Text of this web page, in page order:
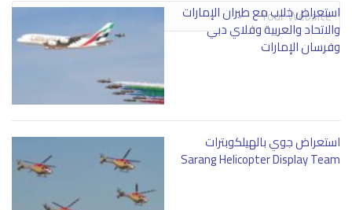
استعراض خلاب مع طيران الإمارات
والاتحاد والعربية وفلاي دبي
وفرسان الإمارات
استعراض جوي بالهيلكوبترات
Sarang Helicopter Display Team